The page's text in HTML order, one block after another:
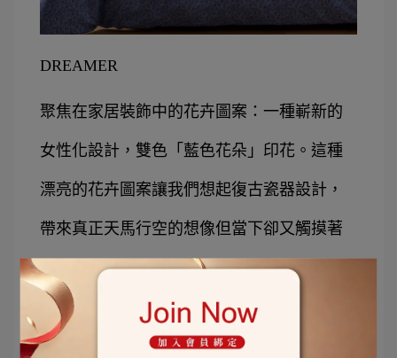
DREAMER
聚焦在家居裝飾中的花卉圖案：一種嶄新的
女性化設計，雙色「藍色花朵」印花。這種
漂亮的花卉圖案讓我們想起復古瓷器設計，
帶來真正天馬行空的想像但當下卻又觸摸著
你的床。背面是藍和米白雙色麻花捲格紋印
花，既是基本款更具現代感。